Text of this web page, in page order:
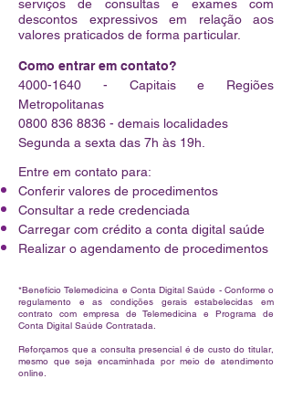
serviços de consultas e exames com
descontos expressivos em relação aos
valores praticados de forma particular.
Como entrar em contato?
4000-1640 - Capitais e Regiões
Metropolitanas
0800 836 8836 - demais localidades
Segunda a sexta das 7h às 19h.
Entre em contato para:
Conferir valores de procedimentos
Consultar a rede credenciada
Carregar com crédito a conta digital saúde
Realizar o agendamento de procedimentos
*Benefício Telemedicina e Conta Digital Saúde - Conforme o
regulamento e as condições gerais estabelecidas em
contrato com empresa de Telemedicina e Programa de
Conta Digital Saúde Contratada.
Reforçamos que a consulta presencial é de custo do titular,
mesmo que seja encaminhada por meio de atendimento
online.